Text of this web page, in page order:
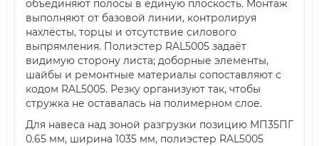
объединяют полосы в единую плоскость. Монтаж
выполняют от базовой линии, контролируя
нахлёсты, торцы и отсутствие силового
выпрямления. Полиэстер RAL5005 задаёт
видимую сторону листа; доборные элементы,
шайбы и ремонтные материалы сопоставляют с
кодом RAL5005. Резку организуют так, чтобы
стружка не оставалась на полимерном слое.
Для навеса над зоной разгрузки позицию МП35ПГ
0.65 мм, ширина 1035 мм, полиэстер RAL5005